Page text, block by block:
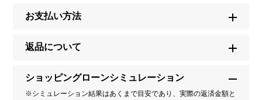
ブランド名
ハリー・ウィンストン
モデル名
アヴェニュー
お支払い方法
返品について
ショッピングローンシミュレーション
※シミュレーション結果はあくまで目安であり、実際の返済金額と